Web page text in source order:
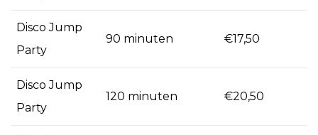
Disco Jump
Party
90 minuten €17,50
Disco Jump
Party
120 minuten €20,50